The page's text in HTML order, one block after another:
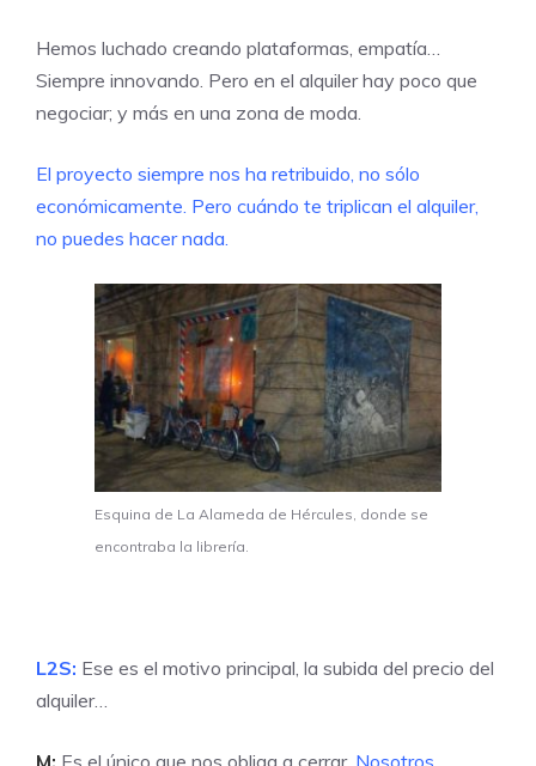
Hemos luchado creando plataformas, empatía…
Siempre innovando. Pero en el alquiler hay poco que
negociar; y más en una zona de moda.
El proyecto siempre nos ha retribuido, no sólo
económicamente. Pero cuándo te triplican el alquiler,
no puedes hacer nada.
Esquina de La Alameda de Hércules, donde se
encontraba la librería.
L2S: Ese es el motivo principal, la subida del precio del
alquiler…
M: Es el único que nos obliga a cerrar. Nosotros